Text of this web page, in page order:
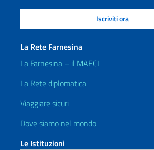
La Rete Farnesina
La Farnesina – il MAECI
La Rete diplomatica
Viaggiare sicuri
Dove siamo nel mondo
Le Istituzioni